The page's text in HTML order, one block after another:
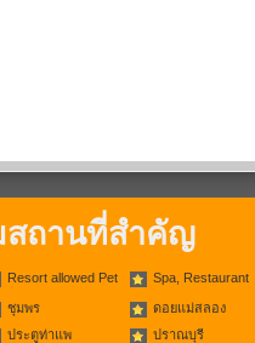
ถานที่สำคัญ
Resort allowed Pet Spa, Restaurant
ชุมพร
ดอยแม่สลอง
ประตูท่าแพ
ปราณบุรี